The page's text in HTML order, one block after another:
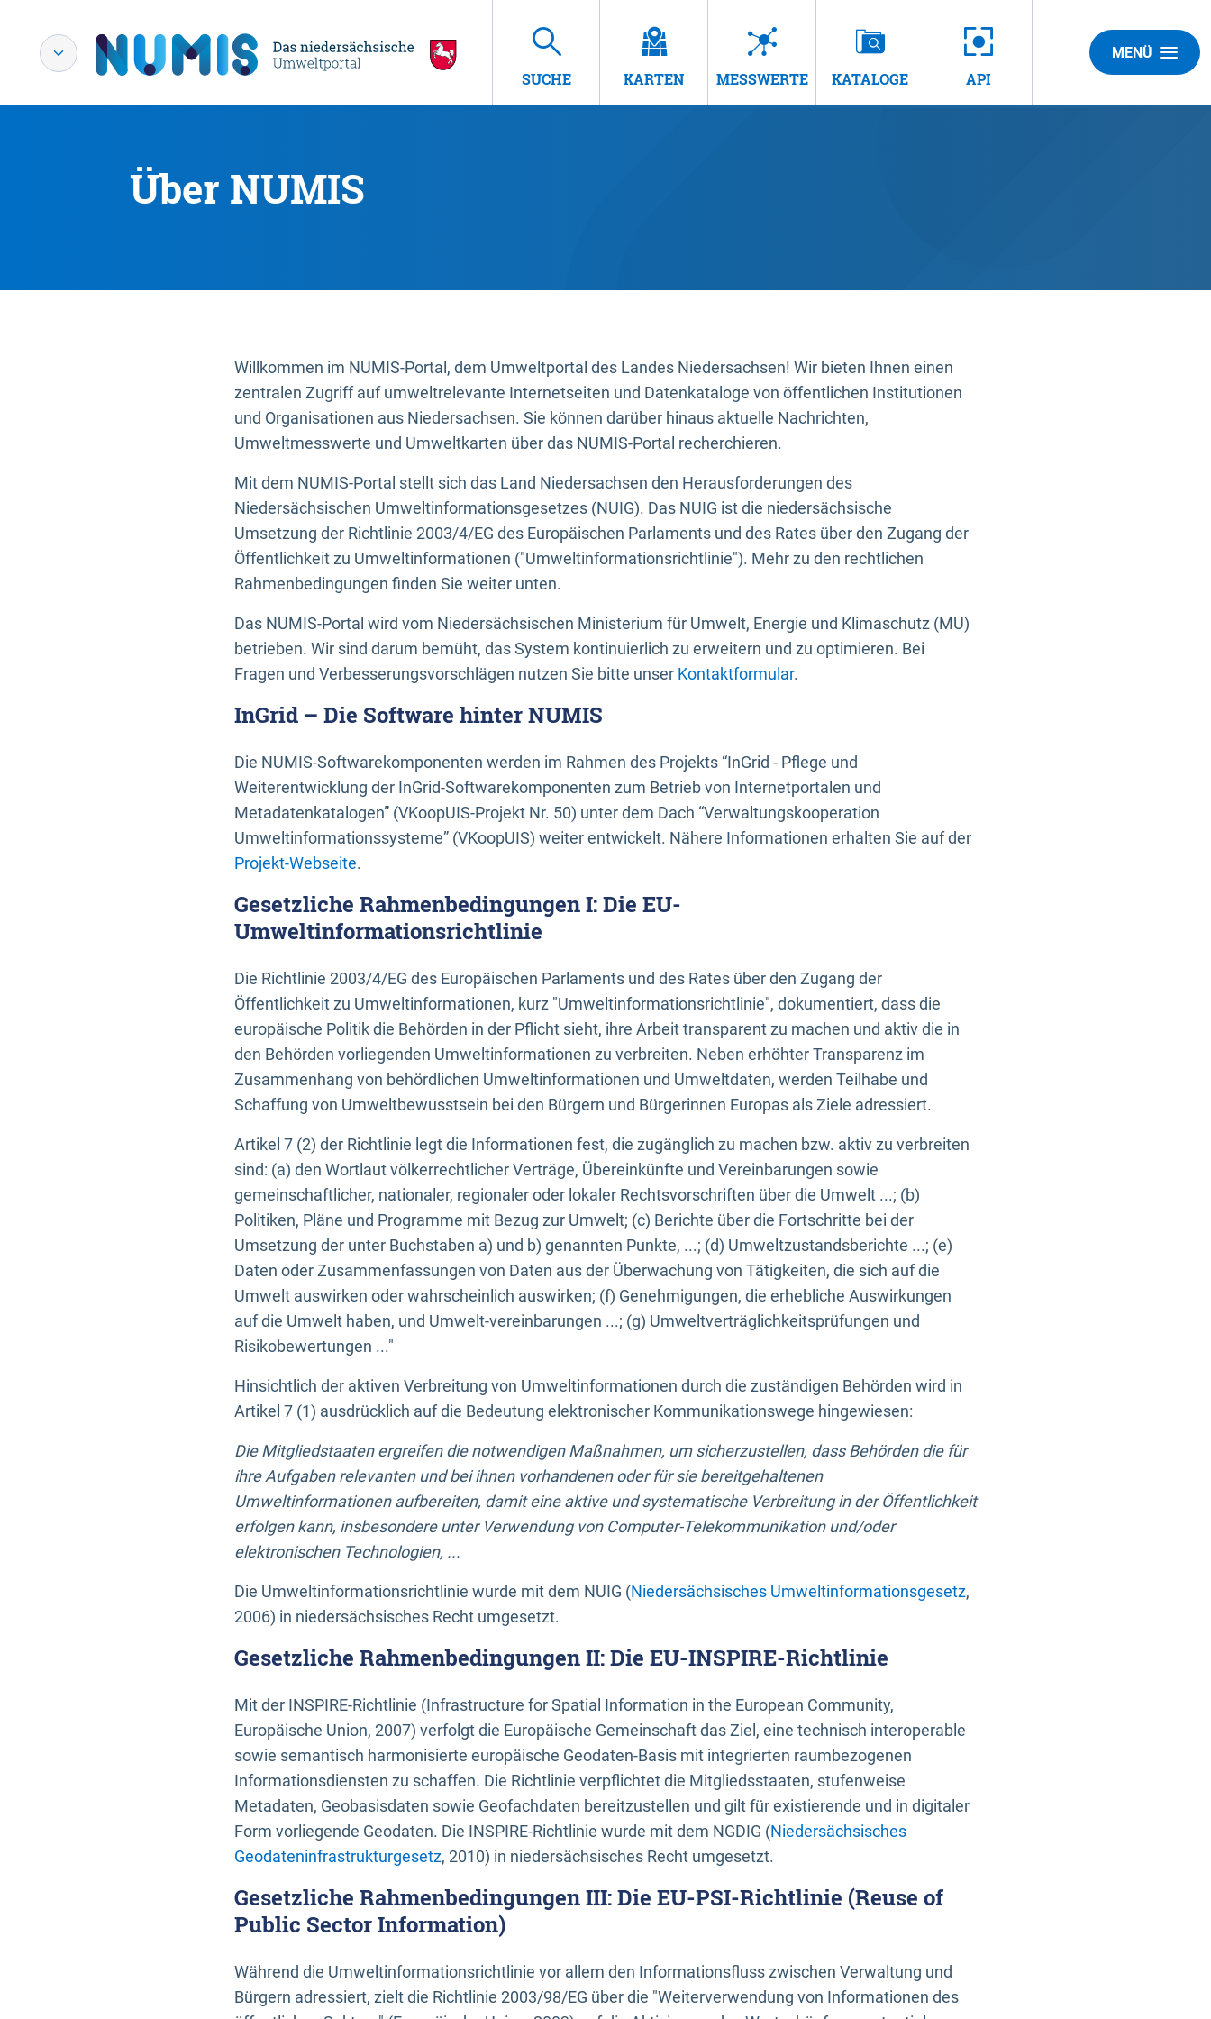
SUCHE KARTEN MESSWERTE KATALOGE API
MENÜ
Über NUMIS
Willkommen im NUMIS-Portal, dem Umweltportal des Landes Niedersachsen! Wir bieten Ihnen einen
zentralen Zugriff auf umweltrelevante Internetseiten und Datenkataloge von öffentlichen Institutionen
und Organisationen aus Niedersachsen. Sie können darüber hinaus aktuelle Nachrichten,
Umweltmesswerte und Umweltkarten über das NUMIS-Portal recherchieren.
Mit dem NUMIS-Portal stellt sich das Land Niedersachsen den Herausforderungen des
Niedersächsischen Umweltinformationsgesetzes (NUIG). Das NUIG ist die niedersächsische
Umsetzung der Richtlinie 2003/4/EG des Europäischen Parlaments und des Rates über den Zugang der
Öffentlichkeit zu Umweltinformationen ("Umweltinformationsrichtlinie"). Mehr zu den rechtlichen
Rahmenbedingungen finden Sie weiter unten.
Das NUMIS-Portal wird vom Niedersächsischen Ministerium für Umwelt, Energie und Klimaschutz (MU)
betrieben. Wir sind darum bemüht, das System kontinuierlich zu erweitern und zu optimieren. Bei
Fragen und Verbesserungsvorschlägen nutzen Sie bitte unser Kontaktformular.
InGrid – Die Software hinter NUMIS
Die NUMIS-Softwarekomponenten werden im Rahmen des Projekts “InGrid - Pflege und
Weiterentwicklung der InGrid-Softwarekomponenten zum Betrieb von Internetportalen und
Metadatenkatalogen” (VKoopUIS-Projekt Nr. 50) unter dem Dach “Verwaltungskooperation
Umweltinformationssysteme” (VKoopUIS) weiter entwickelt. Nähere Informationen erhalten Sie auf der
Projekt-Webseite.
Gesetzliche Rahmenbedingungen I: Die EU-
Umweltinformationsrichtlinie
Die Richtlinie 2003/4/EG des Europäischen Parlaments und des Rates über den Zugang der
Öffentlichkeit zu Umweltinformationen, kurz "Umweltinformationsrichtlinie", dokumentiert, dass die
europäische Politik die Behörden in der Pflicht sieht, ihre Arbeit transparent zu machen und aktiv die in
den Behörden vorliegenden Umweltinformationen zu verbreiten. Neben erhöhter Transparenz im
Zusammenhang von behördlichen Umweltinformationen und Umweltdaten, werden Teilhabe und
Schaffung von Umweltbewusstsein bei den Bürgern und Bürgerinnen Europas als Ziele adressiert.
Artikel 7 (2) der Richtlinie legt die Informationen fest, die zugänglich zu machen bzw. aktiv zu verbreiten
sind: (a) den Wortlaut völkerrechtlicher Verträge, Übereinkünfte und Vereinbarungen sowie
gemeinschaftlicher, nationaler, regionaler oder lokaler Rechtsvorschriften über die Umwelt ...; (b)
Politiken, Pläne und Programme mit Bezug zur Umwelt; (c) Berichte über die Fortschritte bei der
Umsetzung der unter Buchstaben a) und b) genannten Punkte, ...; (d) Umweltzustandsberichte ...; (e)
Daten oder Zusammenfassungen von Daten aus der Überwachung von Tätigkeiten, die sich auf die
Umwelt auswirken oder wahrscheinlich auswirken; (f) Genehmigungen, die erhebliche Auswirkungen
auf die Umwelt haben, und Umwelt-vereinbarungen ...; (g) Umweltverträglichkeitsprüfungen und
Risikobewertungen ..."
Hinsichtlich der aktiven Verbreitung von Umweltinformationen durch die zuständigen Behörden wird in
Artikel 7 (1) ausdrücklich auf die Bedeutung elektronischer Kommunikationswege hingewiesen:
Die Mitgliedstaaten ergreifen die notwendigen Maßnahmen, um sicherzustellen, dass Behörden die für
ihre Aufgaben relevanten und bei ihnen vorhandenen oder für sie bereitgehaltenen
Umweltinformationen aufbereiten, damit eine aktive und systematische Verbreitung in der Öffentlichkeit
erfolgen kann, insbesondere unter Verwendung von Computer-Telekommunikation und/oder
elektronischen Technologien, ...
Die Umweltinformationsrichtlinie wurde mit dem NUIG (Niedersächsisches Umweltinformationsgesetz,
2006) in niedersächsisches Recht umgesetzt.
Gesetzliche Rahmenbedingungen II: Die EU-INSPIRE-Richtlinie
Mit der INSPIRE-Richtlinie (Infrastructure for Spatial Information in the European Community,
Europäische Union, 2007) verfolgt die Europäische Gemeinschaft das Ziel, eine technisch interoperable
sowie semantisch harmonisierte europäische Geodaten-Basis mit integrierten raumbezogenen
Informationsdiensten zu schaffen. Die Richtlinie verpflichtet die Mitgliedsstaaten, stufenweise
Metadaten, Geobasisdaten sowie Geofachdaten bereitzustellen und gilt für existierende und in digitaler
Form vorliegende Geodaten. Die INSPIRE-Richtlinie wurde mit dem NGDIG (Niedersächsisches
Geodateninfrastrukturgesetz, 2010) in niedersächsisches Recht umgesetzt.
Gesetzliche Rahmenbedingungen III: Die EU-PSI-Richtlinie (Reuse of
Public Sector Information)
Während die Umweltinformationsrichtlinie vor allem den Informationsfluss zwischen Verwaltung und
Bürgern adressiert, zielt die Richtlinie 2003/98/EG über die "Weiterverwendung von Informationen des